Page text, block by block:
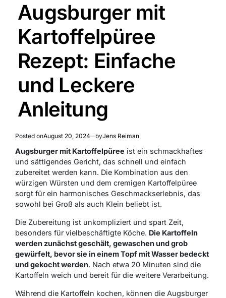
Augsburger mit
Kartoffelpüree
Rezept: Einfache
und Leckere
Anleitung
Posted onAugust 20, 2024 byJens Reiman
Augsburger mit Kartoffelpüree ist ein schmackhaftes
und sättigendes Gericht, das schnell und einfach
zubereitet werden kann. Die Kombination aus den
würzigen Würsten und dem cremigen Kartoffelpüree
sorgt für ein harmonisches Geschmackserlebnis, das
sowohl bei Groß als auch Klein beliebt ist.
Die Zubereitung ist unkompliziert und spart Zeit,
besonders für vielbeschäftigte Köche. Die Kartoffeln
werden zunächst geschält, gewaschen und grob
gewürfelt, bevor sie in einem Topf mit Wasser bedeckt
und gekocht werden. Nach etwa 20 Minuten sind die
Kartoffeln weich und bereit für die weitere Verarbeitung.
Während die Kartoffeln kochen, können die Augsburger